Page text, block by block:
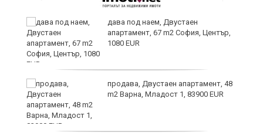
дава под наем, Двустаен
апартамент, 67 m2 София, Център,
1080 EUR
продава, Двустаен апартамент, 48
m2 Варна, Младост 1, 83900 EUR